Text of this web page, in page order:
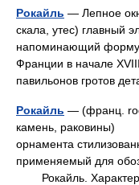
Рокайль — Лепное
скала, утес) главный
напоминающий форму
Франции в начале
павильонов гротов
Рокайль — (франц.
камень, раковины)
орнамента
применяемый для
Рокайль.